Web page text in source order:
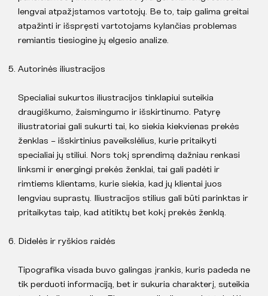
lengvai atpažįstamos vartotojų. Be to, taip galima greitai
atpažinti ir išspręsti vartotojams kylančias problemas
remiantis tiesiogine jų elgesio analize.
Autorinės iliustracijos
Specialiai sukurtos iliustracijos tinklapiui suteikia
draugiškumo, žaismingumo ir išskirtinumo. Patyrę
iliustratoriai gali sukurti tai, ko siekia kiekvienas prekės
ženklas – išskirtinius paveikslėlius, kurie pritaikyti
specialiai jų stiliui. Nors tokį sprendimą dažniau renkasi
linksmi ir energingi prekės ženklai, tai gali padėti ir
rimtiems klientams, kurie siekia, kad jų klientai juos
lengviau suprastų. Iliustracijos stilius gali būti parinktas ir
pritaikytas taip, kad atitiktų bet kokį prekės ženklą.
Didelės ir ryškios raidės
Tipografika visada buvo galingas įrankis, kuris padeda ne
tik perduoti informaciją, bet ir sukuria charakterį, suteikia